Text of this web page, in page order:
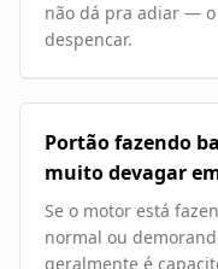
não dá pra adiar —
despencar.
Portão fazendo
muito devagar
Se o motor está
normal ou
geralmente é